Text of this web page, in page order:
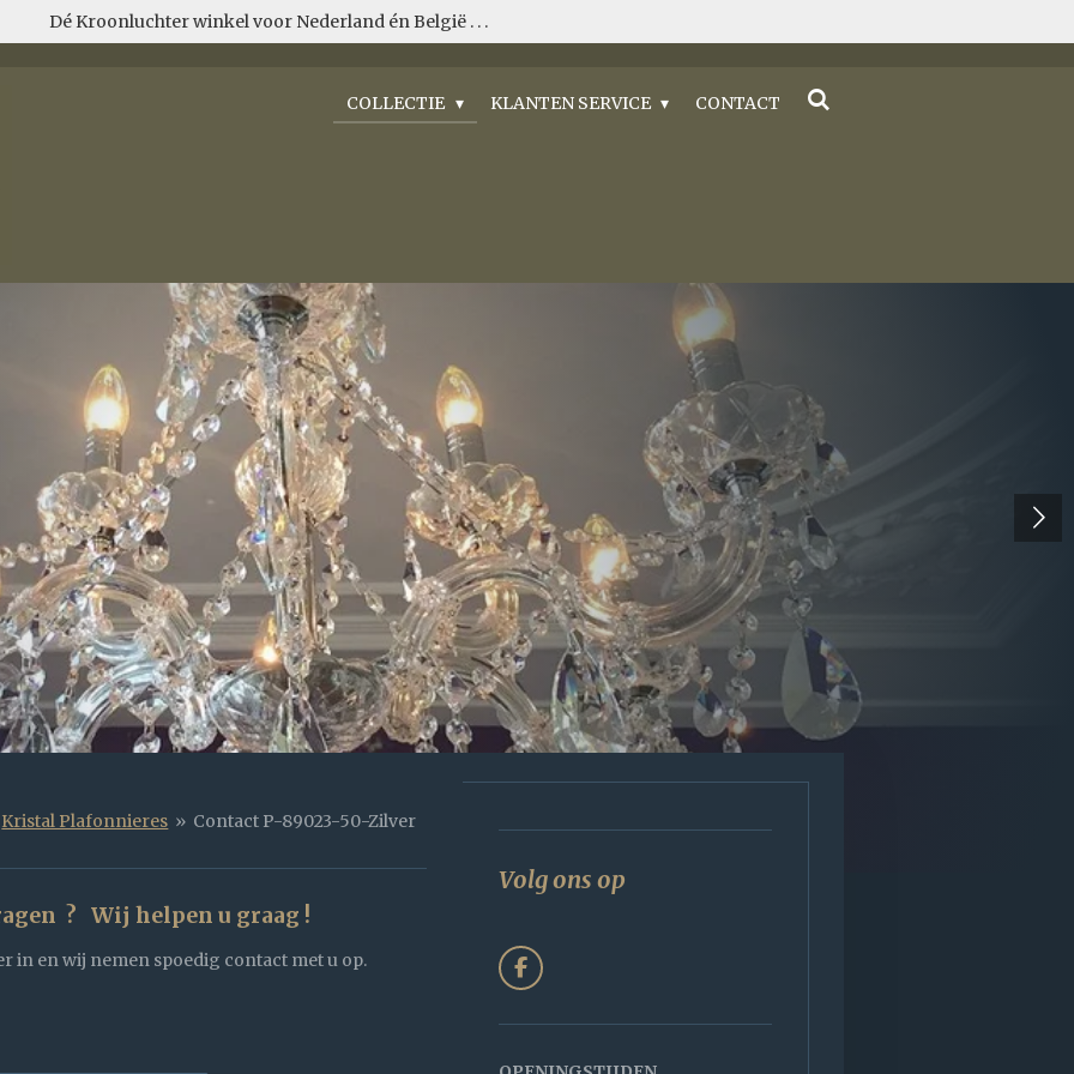
Dé Kroonluchter winkel voor Nederland én België . . .
COLLECTIE KLANTEN SERVICE CONTACT
Kristal Plafonnieres » Contact P-89023-50-Zilver
? Wij helpen u graag !
in en wij nemen spoedig contact met u op.
Volg ons op
F
a